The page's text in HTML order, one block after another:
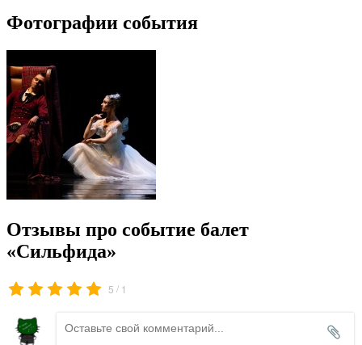
Фотографии события
Отзывы про событие балет
«Сильфида»
5 / 1